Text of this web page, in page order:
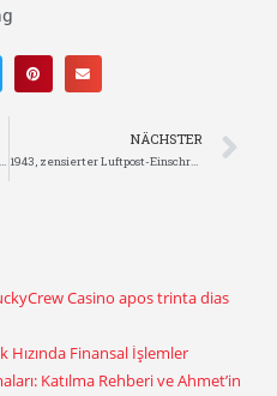
1943, Inlands-Luftpostbrief mit Einzelfrankatur und Briefträger-Stempel
NÄCHSTER
1943, zensierter Luftpost-Einschreibbrief aus Hsiakwan nach England „Over The Hump“
Casino apos trinta dias
Hızında Finansal İşlemler
Katılma Rehberi ve Ahmet’in